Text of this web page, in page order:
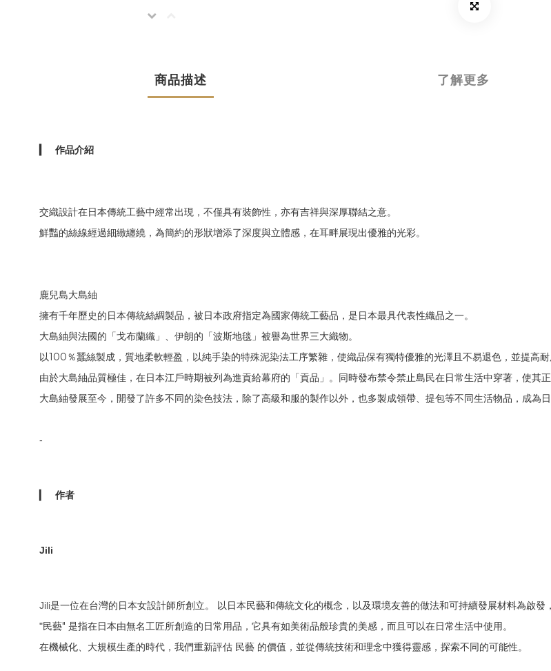
商品描述 了解更多
作品介紹
交織設計在日本傳統工藝中經常出現，不僅具有裝飾性，亦有吉祥與深厚聯結之意。
鮮豔的絲線經過細緻纏繞，為簡約的形狀增添了深度與立體感，在耳畔展現出優雅的光彩。
鹿兒島大島紬
擁有千年歷史的日本傳統絲綢製品，被日本政府指定為國家傳統工藝品，是日本最具代表性織品之一。
大島紬與法國的「戈布蘭織」、伊朗的「波斯地毯」被譽為世界三大織物。
以100％蠶絲製成，質地柔軟輕盈，以純手染的特殊泥染法工序繁雜，使織品保有獨特優雅的光澤且不易退色，並提高耐
由於大島紬品質極佳，在日本江戶時期被列為進貢給幕府的「貢品」。同時發布禁令禁止島民在日常生活中穿著，使其
大島紬發展至今，開發了許多不同的染色技法，除了高級和服的製作以外，也多製成領帶、提包等不同生活物品，成為
-
作者
Jili
Jili是一位在台灣的日本女設計師所創立。 以日本民藝和傳統文化的概念，以及環境友善的做法和可持續發展材料為啟發
"民藝" 是指在日本由無名工匠所創造的日常用品，它具有如美術品般珍貴的美感，而且可以在日常生活中使用。
在機械化、大規模生產的時代，我們重新評估 民藝 的價值，並從傳統技術和理念中獲得靈感，探索不同的可能性。